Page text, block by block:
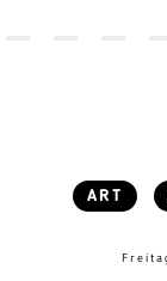
ART